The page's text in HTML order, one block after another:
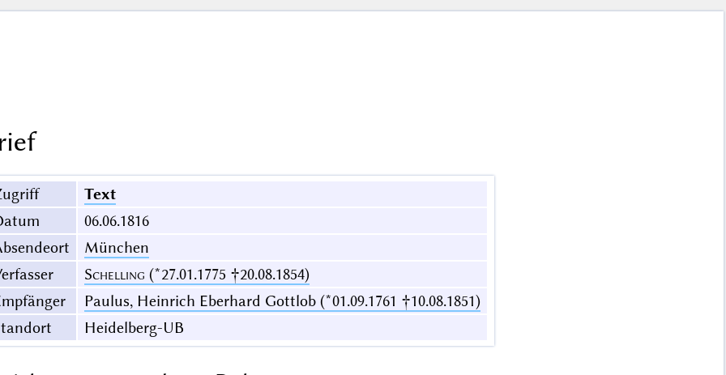
Text
06.06.1816
München
Schelling (*27.01.1775 †20.08.1854)
Paulus, Heinrich Eberhard Gottlob (*01.09.1761 †10.08.1851)
Heidelberg-UB